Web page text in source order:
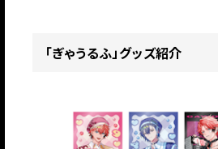
「ぎゃうるふ」グッズ紹介